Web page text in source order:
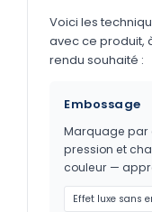
Voici les
avec ce produit,
rendu souhaité :
Embossage
Marquage par
pression et
couleur —
Effet luxe sans